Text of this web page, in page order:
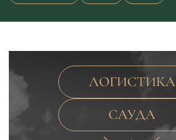
ЛОГИСТИКА
САУДА